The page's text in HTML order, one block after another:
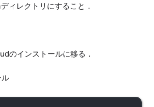
ィレクトリにすること．
のインストールに移る．